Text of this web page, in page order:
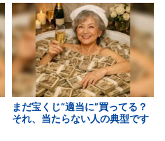
まだ宝くじ“適当に”買ってる？
それ、当たらない人の典型です